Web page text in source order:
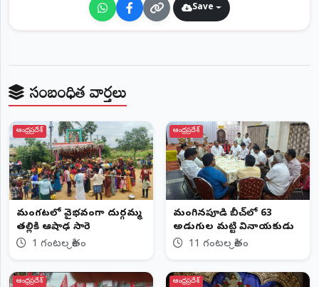
Save
సంబంధిత వార్తలు
ఆంధ్రప్రదేశ్
మంగపేటలో వైభవంగా దుర్గమ్మ
తల్లికి ఆషాఢ సారె
1 గంటల క్రితం
ఆంధ్రప్రదేశ్
మంగినపూడి బీచ్‌లో 63
అడుగుల మట్టి వినాయకుడు
11 గంటల క్రితం
ఆంధ్రప్రదేశ్ ఆంధ్రప్రదేశ్